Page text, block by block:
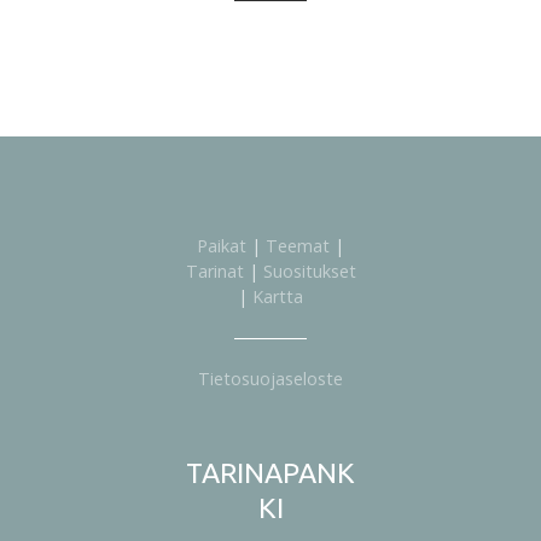
Paikat | Teemat |
Tarinat | Suositukset
| Kartta
Tietosuojaseloste
TARINAPANK
KI